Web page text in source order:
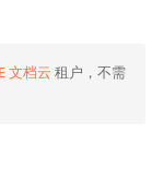
文档云 租户，不需